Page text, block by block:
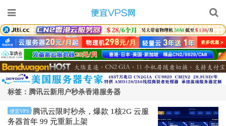
标签：腾讯云新用户秒杀香港服务器
便宜VPS
腾讯云限时秒杀，爆款 1核2G 云服
务器首年 99 元重新上架